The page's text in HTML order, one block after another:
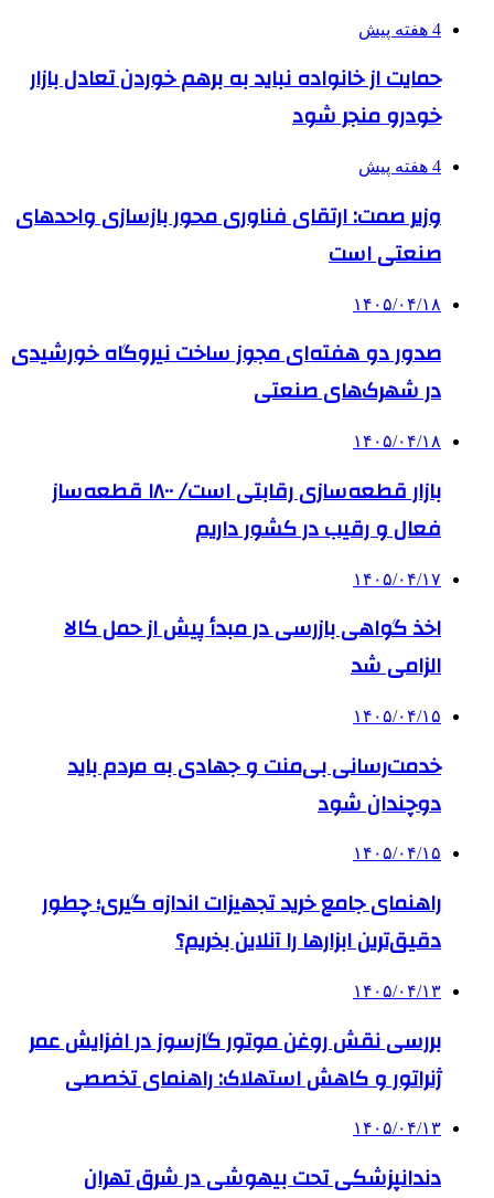
4 هفته پیش
حمایت از خانواده نباید به برهم خوردن تعادل بازار
خودرو منجر شود
4 هفته پیش
وزیر صمت: ارتقای فناوری محور بازسازی واحدهای
صنعتی است
۱۴۰۵/۰۴/۱۸
صدور دو هفته‌ای مجوز ساخت نیروگاه خورشیدی
در شهرک‌های صنعتی
۱۴۰۵/۰۴/۱۸
بازار قطعه‌سازی رقابتی است/ ۱۸۰۰ قطعه‌ساز
فعال و رقیب در کشور داریم
۱۴۰۵/۰۴/۱۷
اخذ گواهی بازرسی در مبدأ پیش از حمل کالا
الزامی شد
۱۴۰۵/۰۴/۱۵
خدمت‌رسانی بی‌منت و جهادی به مردم باید
دوچندان شود
۱۴۰۵/۰۴/۱۵
راهنمای جامع خرید تجهیزات اندازه گیری؛ چطور
دقیق‌ترین ابزارها را آنلاین بخریم؟
۱۴۰۵/۰۴/۱۳
بررسی نقش روغن موتور گازسوز در افزایش عمر
ژنراتور و کاهش استهلاک: راهنمای تخصصی
۱۴۰۵/۰۴/۱۳
دندانپزشکی تحت بیهوشی در شرق تهران